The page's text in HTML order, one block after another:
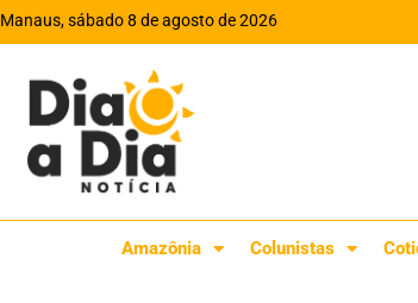
Manaus, sábado 8 de agosto de 2026
Amazônia Colunistas